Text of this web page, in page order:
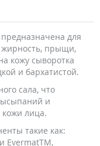
для
жирность, прыщи,
кожу сыворотка
и бархатистой.
сала, что
и
кожи лица.
такие как:
EvermatTM,